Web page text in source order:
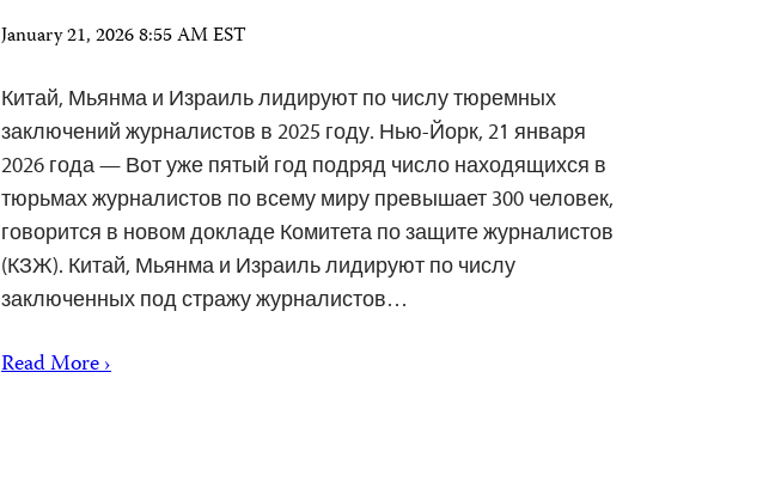
January 21, 2026 8:55 AM EST
Китай, Мьянма и Израиль лидируют по числу тюремных
заключений журналистов в 2025 году. Нью-Йорк, 21 января
2026 года — Вот уже пятый год подряд число находящихся в
тюрьмах журналистов по всему миру превышает 300 человек,
говорится в новом докладе Комитета по защите журналистов
(КЗЖ). Китай, Мьянма и Израиль лидируют по числу
заключенных под стражу журналистов…
Read More ›